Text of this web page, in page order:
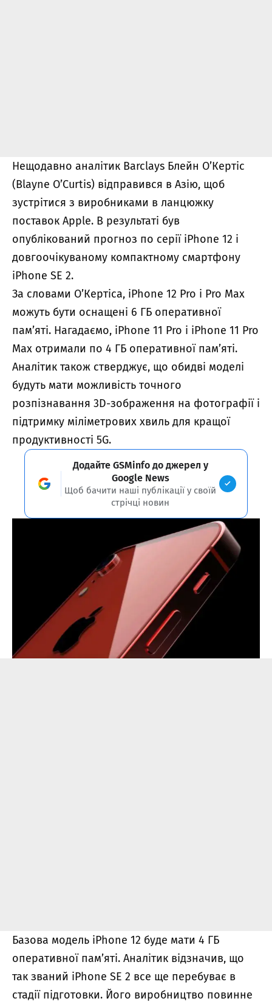
Нещодавно аналітик Barclays Блейн О’Кертіс
(Blayne O’Curtis) відправився в Азію, щоб
зустрітися з виробниками в ланцюжку
поставок Apple. В результаті був
опублікований прогноз по серії iPhone 12 і
довгоочікуваному компактному смартфону
iPhone SE 2.
За словами О’Кертіса, iPhone 12 Pro і Pro Max
можуть бути оснащені 6 ГБ оперативної
пам’яті. Нагадаємо, iPhone 11 Pro і iPhone 11 Pro
Max отримали по 4 ГБ оперативної пам’яті.
Аналітик також стверджує, що обидві моделі
будуть мати можливість точного
розпізнавання 3D-зображення на фотографії і
підтримку міліметрових хвиль для кращої
продуктивності 5G.
Додайте GSMinfo до джерел у
Google News
Щоб бачити наші публікації у своїй
стрічці новин
Базова модель iPhone 12 буде мати 4 ГБ
оперативної пам’яті. Аналітик відзначив, що
так званий iPhone SE 2 все ще перебуває в
стадії підготовки. Його виробництво повинне